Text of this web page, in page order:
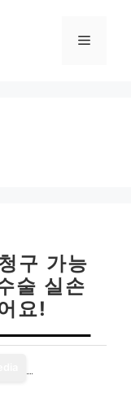
메
구 가능
술 실손
요!